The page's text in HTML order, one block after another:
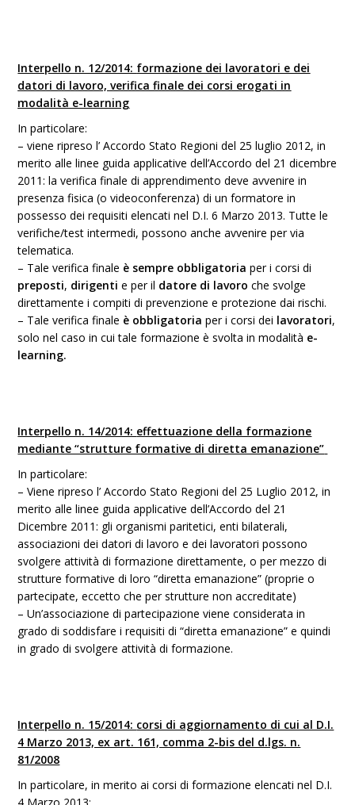
Interpello n. 12/2014: formazione dei lavoratori e dei
datori di lavoro, verifica finale dei corsi erogati in
modalità e-learning
In particolare:
– viene ripreso l’ Accordo Stato Regioni del 25 luglio 2012, in
merito alle linee guida applicative dell’Accordo del 21 dicembre
2011: la verifica finale di apprendimento deve avvenire in
presenza fisica (o videoconferenza) di un formatore in
possesso dei requisiti elencati nel D.I. 6 Marzo 2013. Tutte le
verifiche/test intermedi, possono anche avvenire per via
telematica.
– Tale verifica finale è sempre obbligatoria per i corsi di
preposti, dirigenti e per il datore di lavoro che svolge
direttamente i compiti di prevenzione e protezione dai rischi.
– Tale verifica finale è obbligatoria per i corsi dei lavoratori,
solo nel caso in cui tale formazione è svolta in modalità e-
learning.
Interpello n. 14/2014: effettuazione della formazione
mediante “strutture formative di diretta emanazione”
In particolare:
– Viene ripreso l’ Accordo Stato Regioni del 25 Luglio 2012, in
merito alle linee guida applicative dell’Accordo del 21
Dicembre 2011: gli organismi paritetici, enti bilaterali,
associazioni dei datori di lavoro e dei lavoratori possono
svolgere attività di formazione direttamente, o per mezzo di
strutture formative di loro “diretta emanazione” (proprie o
partecipate, eccetto che per strutture non accreditate)
– Un’associazione di partecipazione viene considerata in
grado di soddisfare i requisiti di “diretta emanazione” e quindi
in grado di svolgere attività di formazione.
Interpello n. 15/2014: corsi di aggiornamento di cui al D.I.
4 Marzo 2013, ex art. 161, comma 2-bis del d.lgs. n.
81/2008
In particolare, in merito ai corsi di formazione elencati nel D.I.